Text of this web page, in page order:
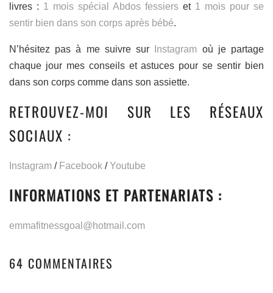
livres : 1 mois spécial Abdos fessiers et 1 mois pour se
sentir bien dans son corps après bébé.
N’hésitez pas à me suivre sur Instagram où je partage
chaque jour mes conseils et astuces pour se sentir bien
dans son corps comme dans son assiette.
RETROUVEZ-MOI SUR LES RÉSEAUX
SOCIAUX :
Instagram / Facebook /Youtube
INFORMATIONS ET PARTENARIATS :
emmafitnessgoal@hotmail.com
64 COMMENTAIRES